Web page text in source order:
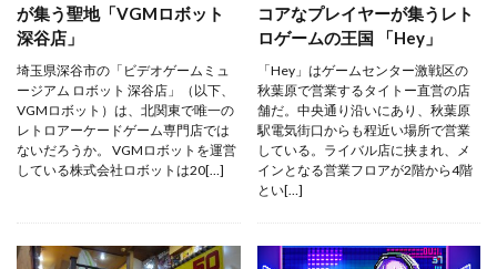
が集う聖地「VGMロボット
深谷店」
埼玉県深谷市の「ビデオゲームミュ
ージアム ロボット 深谷店」（以下、
VGMロボット）は、北関東で唯一の
レトロアーケードゲーム専門店では
ないだろうか。 VGMロボットを運営
している株式会社ロボットは20[…]
コアなプレイヤーが集うレト
ロゲームの王国 「Hey」
「Hey」はゲームセンター激戦区の
秋葉原で営業するタイトー直営の店
舗だ。中央通り沿いにあり、秋葉原
駅電気街口からも程近い場所で営業
している。ライバル店に挟まれ、メ
インとなる営業フロアが2階から4階
とい[…]